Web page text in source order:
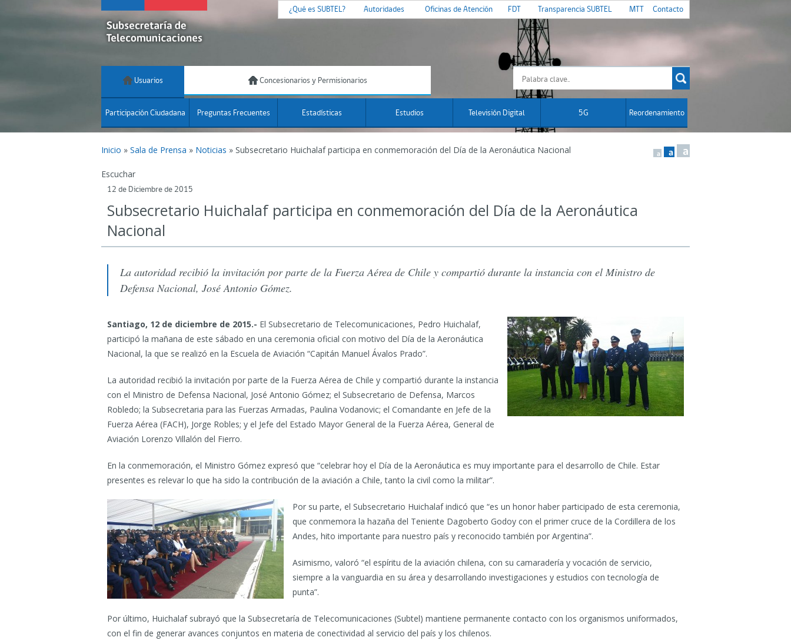
¿Qué es SUBTEL? Autoridades Oficinas de Atención FDT Transparencia SUBTEL MTT Contacto
Usuarios Concesionarios y Permisionarios
Participación Ciudadana Preguntas Frecuentes Estadísticas Estudios Televisión Digital 5G Reordenamiento
Inicio » Sala de Prensa » Noticias » Subsecretario Huichalaf participa en conmemoración del Día de la Aeronáutica Nacional a a a
Escuchar
12 de Diciembre de 2015
Subsecretario Huichalaf participa en conmemoración del Día de la Aeronáutica
Nacional
La autoridad recibió la invitación por parte de la Fuerza Aérea de Chile y compartió durante la instancia con el Ministro de
Defensa Nacional, José Antonio Gómez.
Santiago, 12 de diciembre de 2015.- El Subsecretario de Telecomunicaciones, Pedro Huichalaf,
participó la mañana de este sábado en una ceremonia oficial con motivo del Día de la Aeronáutica
Nacional, la que se realizó en la Escuela de Aviación “Capitán Manuel Ávalos Prado”.
La autoridad recibió la invitación por parte de la Fuerza Aérea de Chile y compartió durante la instancia
con el Ministro de Defensa Nacional, José Antonio Gómez; el Subsecretario de Defensa, Marcos
Robledo; la Subsecretaria para las Fuerzas Armadas, Paulina Vodanovic; el Comandante en Jefe de la
Fuerza Aérea (FACH), Jorge Robles; y el Jefe del Estado Mayor General de la Fuerza Aérea, General de
Aviación Lorenzo Villalón del Fierro.
En la conmemoración, el Ministro Gómez expresó que “celebrar hoy el Día de la Aeronáutica es muy importante para el desarrollo de Chile. Estar
presentes es relevar lo que ha sido la contribución de la aviación a Chile, tanto la civil como la militar”.
Por su parte, el Subsecretario Huichalaf indicó que “es un honor haber participado de esta ceremonia,
que conmemora la hazaña del Teniente Dagoberto Godoy con el primer cruce de la Cordillera de los
Andes, hito importante para nuestro país y reconocido también por Argentina”.
Asimismo, valoró “el espíritu de la aviación chilena, con su camaradería y vocación de servicio,
siempre a la vanguardia en su área y desarrollando investigaciones y estudios con tecnología de
punta”.
Por último, Huichalaf subrayó que la Subsecretaría de Telecomunicaciones (Subtel) mantiene permanente contacto con los organismos uniformados,
con el fin de generar avances conjuntos en materia de conectividad al servicio del país y los chilenos.